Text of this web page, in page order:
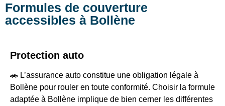
Formules de couverture
accessibles à Bollène
Protection auto
🚗 L’assurance auto constitue une obligation légale à
Bollène pour rouler en toute conformité. Choisir la formule
adaptée à Bollène implique de bien cerner les différentes